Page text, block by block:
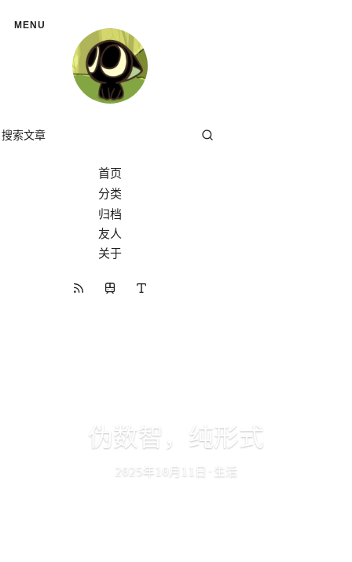
MENU
首页
分类
归档
友人
关于
RSS 订阅
开往
伪数智，纯形式
2025 年 10 月 11 日 · 生活